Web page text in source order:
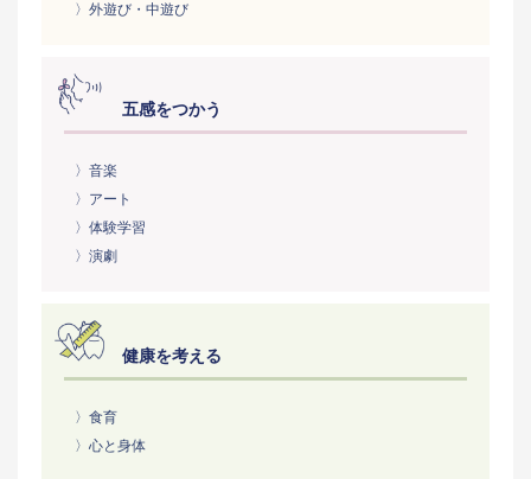
〉外遊び・中遊び
五感をつかう
〉音楽
〉アート
〉体験学習
〉演劇
健康を考える
〉食育
〉心と身体